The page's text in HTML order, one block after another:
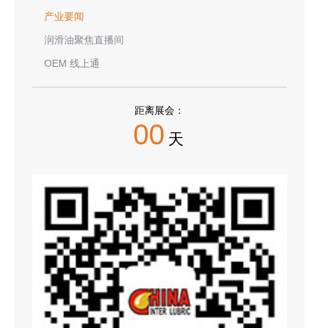
产业要闻
润滑油聚焦直播间
OEM 线上通
距离展会：
00 天